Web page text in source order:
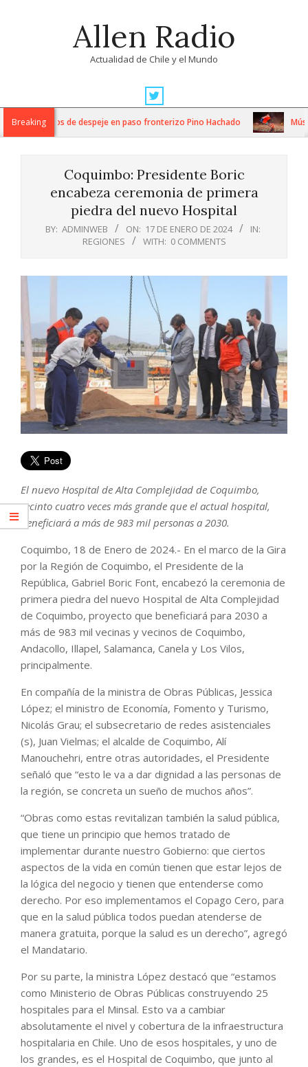
Allen Radio
Actualidad de Chile y el Mundo
Navigation
MenuBreaking
trabajos de despeje en paso fronterizo Pino Hachado
Coquimbo: Presidente Boric
encabeza ceremonia de primera
piedra del nuevo Hospital
BY: ADMINWEB ON: 17 DE ENERO DE 2024
IN:
REGIONES
WITH: 0 COMMENTS
El nuevo Hospital de Alta Complejidad de Coquimbo,
recinto cuatro veces más grande que el actual hospital,
beneficiará a más de 983 mil personas a 2030.
Coquimbo, 18 de Enero de 2024.- En el marco de la Gira
por la Región de Coquimbo, el Presidente de la
República, Gabriel Boric Font, encabezó la ceremonia de
primera piedra del nuevo Hospital de Alta Complejidad
de Coquimbo, proyecto que beneficiará para 2030 a
más de 983 mil vecinas y vecinos de Coquimbo,
Andacollo, Illapel, Salamanca, Canela y Los Vilos,
principalmente.
En compañía de la ministra de Obras Públicas, Jessica
López; el ministro de Economía, Fomento y Turismo,
Nicolás Grau; el subsecretario de redes asistenciales
(s), Juan Vielmas; el alcalde de Coquimbo, Alí
Manouchehri, entre otras autoridades, el Presidente
señaló que “esto le va a dar dignidad a las personas de
la región, se concreta un sueño de muchos años”.
“Obras como estas revitalizan también la salud pública,
que tiene un principio que hemos tratado de
implementar durante nuestro Gobierno: que ciertos
aspectos de la vida en común tienen que estar lejos de
la lógica del negocio y tienen que entenderse como
derecho. Por eso implementamos el Copago Cero, para
que en la salud pública todos puedan atenderse de
manera gratuita, porque la salud es un derecho”, agregó
el Mandatario.
Por su parte, la ministra López destacó que “estamos
como Ministerio de Obras Públicas construyendo 25
hospitales para el Minsal. Esto va a cambiar
absolutamente el nivel y cobertura de la infraestructura
hospitalaria en Chile. Uno de esos hospitales, y uno de
los grandes, es el Hospital de Coquimbo, que junto al